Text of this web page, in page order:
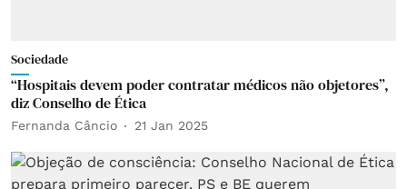
Sociedade
“Hospitais devem poder contratar médicos não objetores”,
diz Conselho de Ética
Fernanda Câncio 21 Jan 2025